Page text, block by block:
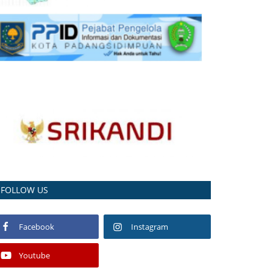
FOLLOW US
Facebook Instagram
Youtube